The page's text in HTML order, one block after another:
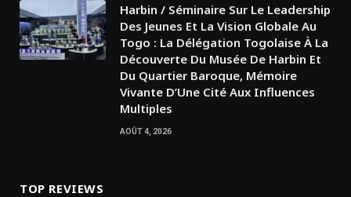
Harbin / Séminaire Sur Le Leadership
Des Jeunes Et La Vision Globale Au
Togo : La Délégation Togolaise À La
Découverte Du Musée De Harbin Et
Du Quartier Baroque, Mémoire
Vivante D’Une Cité Aux Influences
Multiples
AOÛT 4, 2026
TOP REVIEWS